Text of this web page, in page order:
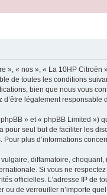
», « nos », « La 10HP
de toutes les conditions
bien que nous vous
légalement responsable
» et « phpBB Limited »)
pour seul but de faciliter les
plus d’informations
diffamatoire,
Si vous ne
officielles. L’adresse IP
de verrouiller n’importe